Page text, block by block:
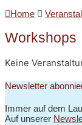
Home
Workshops
Keine
Newsletter
Immer auf dem
Auf unserer